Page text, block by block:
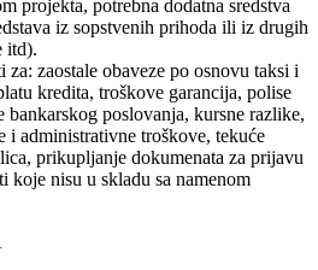
projekta, potrebna dodatna sredstva
iz sopstvenih prihoda ili iz drugih
itd).
za: zaostale obaveze po osnovu taksi i
kredita, troškove garancija, polise
bankarskog poslovanja, kursne razlike,
i administrativne troškove, tekuće
prikupljanje dokumenata za prijavu
koje nisu u skladu sa namenom